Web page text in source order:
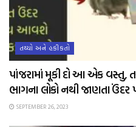
તથ્યો અને હકીકતો
પાંજરામાં મૂકી દો આ એક વસ્તુ,
ભાગના લોકો નથી જાણતા ઉંદર
SEPTEMBER 26, 2023